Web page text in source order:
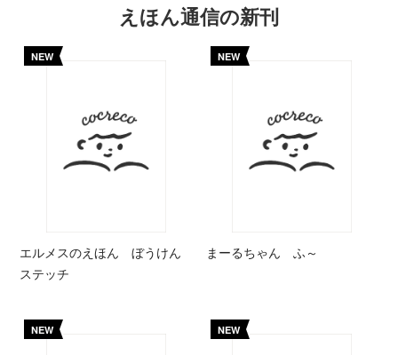
えほん通信の新刊
NEW
エルメスのえほん ぼうけん
ステッチ
NEW
まーるちゃん ふ～
NEW NEW